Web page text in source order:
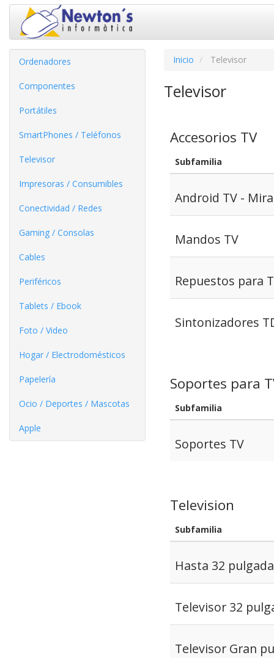
Ordenadores
Componentes
Portátiles
SmartPhones / Teléfonos
Televisor
Impresoras / Consumibles
Conectividad / Redes
Gaming / Consolas
Cables
Periféricos
Tablets / Ebook
Foto / Video
Hogar / Electrodomésticos
Papelería
Ocio / Deportes / Mascotas
Apple
Inicio Televisor
Televisor
Accesorios TV
Subfamilia
Android TV -
Mandos TV
Repuestos para
Sintonizadores
Soportes para
Subfamilia
Soportes TV
Television
Subfamilia
Hasta 32
Televisor 32
Televisor Gran